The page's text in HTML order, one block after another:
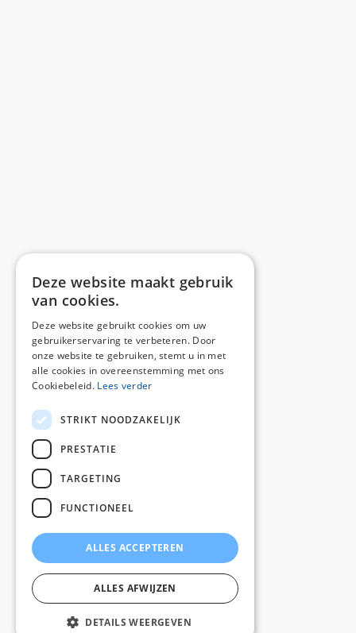
Deze website maakt gebruik
van cookies.
Deze website gebruikt cookies om uw
gebruikerservaring te verbeteren. Door
onze website te gebruiken, stemt u in met
alle cookies in overeenstemming met ons
Cookiebeleid. Lees verder
STRIKT NOODZAKELIJK
PRESTATIE
TARGETING
FUNCTIONEEL
ALLES ACCEPTEREN
ALLES AFWIJZEN
DETAILS WEERGEVEN